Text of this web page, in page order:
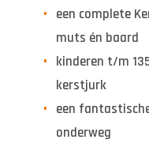
een complete
muts én baard
kinderen t/m
kerstjurk
een
onderweg